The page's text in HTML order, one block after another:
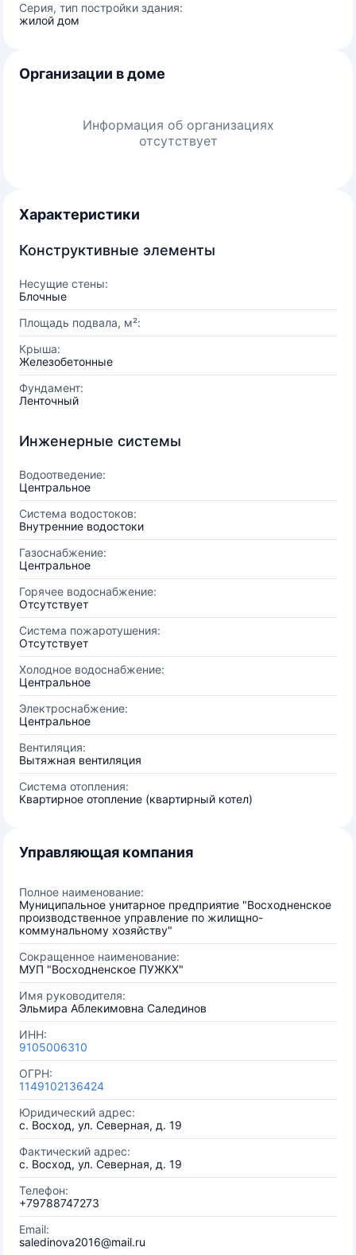
Серия, тип постройки здания:
жилой дом
Организации в доме
Информация об организациях
отсутствует
Характеристики
Конструктивные элементы
Несущие стены:
Блочные
Площадь подвала, м²:
Крыша:
Железобетонные
Фундамент:
Ленточный
Инженерные системы
Водоотведение:
Центральное
Система водостоков:
Внутренние водостоки
Газоснабжение:
Центральное
Горячее водоснабжение:
Отсутствует
Система пожаротушения:
Отсутствует
Холодное водоснабжение:
Центральное
Электроснабжение:
Центральное
Вентиляция:
Вытяжная вентиляция
Система отопления:
Квартирное отопление (квартирный котел)
Управляющая компания
Полное наименование:
Муниципальное унитарное предприятие "Восходненское
производственное управление по жилищно-
коммунальному хозяйству"
Сокращенное наименование:
МУП "Восходненское ПУЖКХ"
Имя руководителя:
Эльмира Аблекимовна Салединов
ИНН:
9105006310
ОГРН:
1149102136424
Юридический адрес:
с. Восход, ул. Северная, д. 19
Фактический адрес:
с. Восход, ул. Северная, д. 19
Телефон:
+79788747273
Email:
saledinova2016@mail.ru